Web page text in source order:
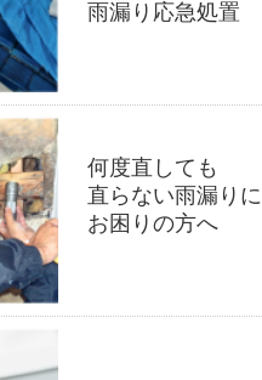
雨漏り応急処置
何度直しても
直らない雨漏りに
お困りの方へ